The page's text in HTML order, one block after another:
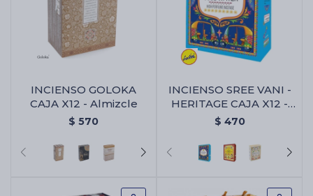
INCIENSO GOLOKA
CAJA X12 - Almizcle
$ 570
INCIENSO SREE VANI -
HERITAGE CAJA X12 -
Agua Fresca
$ 470
Artículos Esotéricos